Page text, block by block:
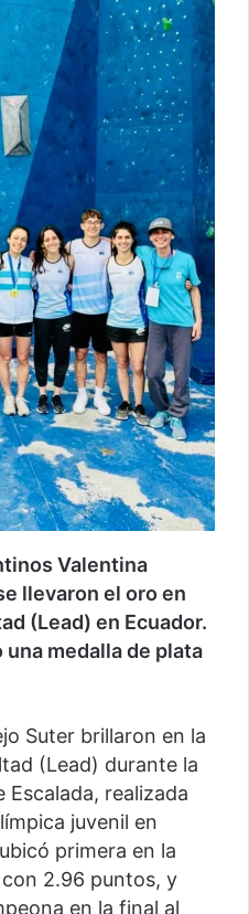
Valentina
llevaron el oro en
(Lead) en Ecuador.
medalla de plata
Suter brillaron en la
(Lead) durante la
Escalada, realizada
juvenil en
primera en la
2.96 puntos, y
en la final al